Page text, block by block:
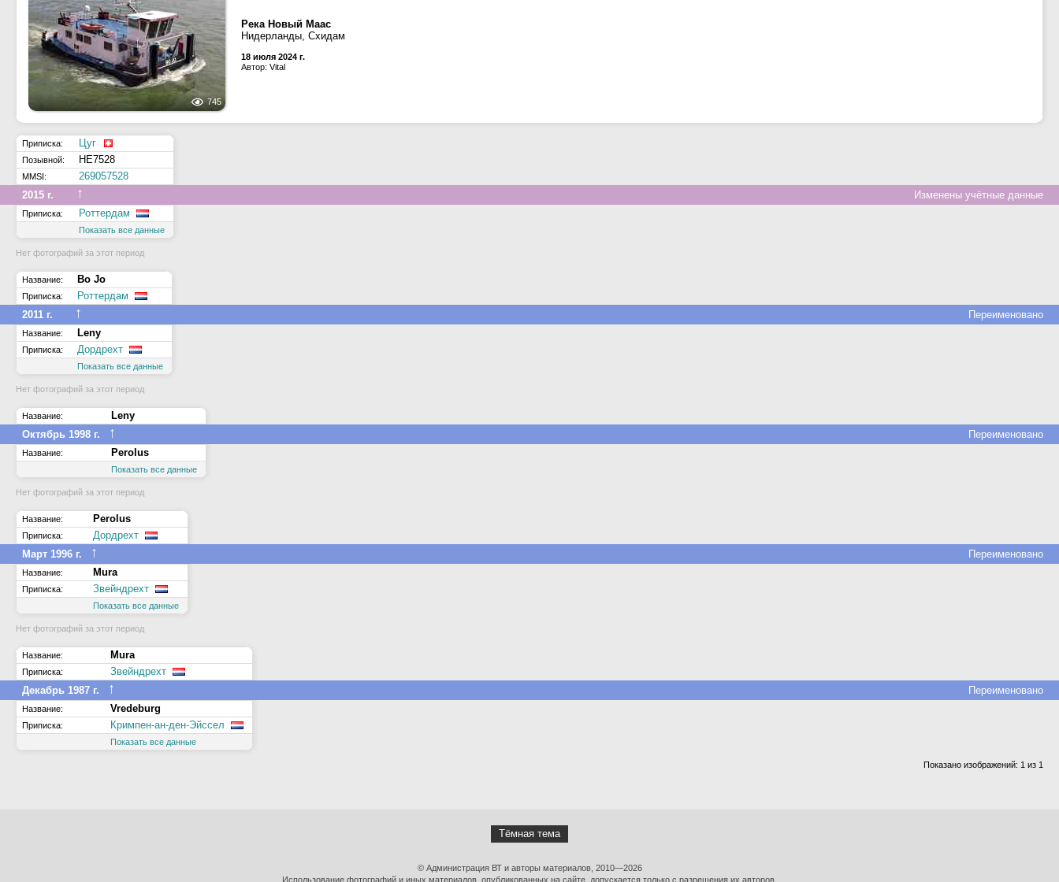
745
Река Новый Маас
Нидерланды, Схидам
18 июля 2024 г.
Автор: Vital
Приписка: Цуг
Позывной: HE7528
MMSI:
269057528
Изменены учётные данные
2015 г. ↑
Приписка: Роттердам
Показать все данные
Нет фотографий за этот период
Название: Bo Jo
Приписка:
Роттердам
Переименовано
2011 г. ↑
Название: Leny
Приписка: Дордрехт
Показать все данные
Нет фотографий за этот период
Название:
Leny
Переименовано
Октябрь 1998 г. ↑
Название: Perolus
Показать все данные
Нет фотографий за этот период
Название: Perolus
Приписка:
Дордрехт
Переименовано
Март 1996 г. ↑
Название: Mura
Приписка: Звейндрехт
Показать все данные
Нет фотографий за этот период
Название: Mura
Приписка:
Звейндрехт
Переименовано
Декабрь 1987 г. ↑
Название: Vredeburg
Приписка: Кримпен-ан-ден-Эйссел
Показать все данные
Показано изображений: 1 из 1
Тёмная тема
© Администрация ВТ и авторы материалов, 2010—2026
Использование фотографий и иных материалов, опубликованных на сайте, допускается только с разрешения их авторов.